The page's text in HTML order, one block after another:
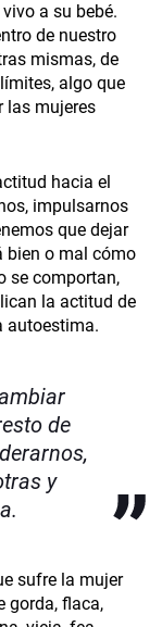
a su bebé.
de nuestro
mismas, de
algo que
las mujeres
hacia el
impulsarnos
que dejar
bien o mal cómo
se comportan,
la actitud de
autoestima.
de
y
sufre la mujer
gorda, flaca,